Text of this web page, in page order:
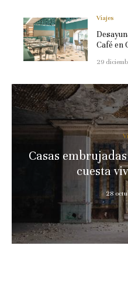
Viajes
Café en
29
Casas
cuesta
28